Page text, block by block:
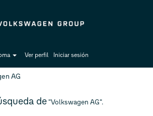
Ver perfil Iniciar sesión
AG
de "Volkswagen AG".